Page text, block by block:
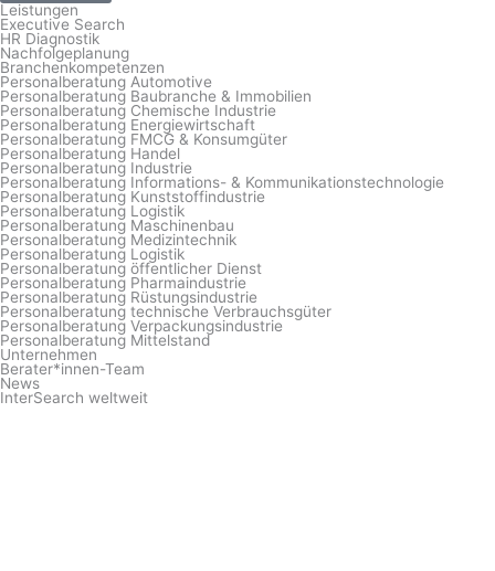
Leistungen
Executive Search
HR Diagnostik
Nachfolgeplanung
Branchenkompetenzen
Personalberatung Automotive
Personalberatung Baubranche & Immobilien
Personalberatung Chemische Industrie
Personalberatung Energiewirtschaft
Personalberatung FMCG & Konsumgüter
Personalberatung Handel
Personalberatung Industrie
Personalberatung Informations- & Kommunikationstechnologie
Personalberatung Kunststoffindustrie
Personalberatung Logistik
Personalberatung Maschinenbau
Personalberatung Medizintechnik
Personalberatung Logistik
Personalberatung öffentlicher Dienst
Personalberatung Pharmaindustrie
Personalberatung Rüstungsindustrie
Personalberatung technische Verbrauchsgüter
Personalberatung Verpackungsindustrie
Personalberatung Mittelstand
Unternehmen
Berater*innen-Team
News
InterSearch weltweit